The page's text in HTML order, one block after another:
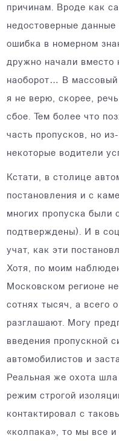
причинам. Вроде как
недостоверные
ошибка в номерном
дружно начали вместо
наоборот… В массовый
я не верю, скорее,
сбое. Тем более что
часть пропусков, но
некоторые водители
Кстати, в столице
постановления и с
многих пропуска были
подтверждены). И в
учат, как эти
Хотя, по моим
Московском регионе
сотнях тысяч, а всего
разглашают. Могу
введения пропускной
автомобилистов и
Реальная же охота
режим строгой
контактировал с
«колпака», то мы все